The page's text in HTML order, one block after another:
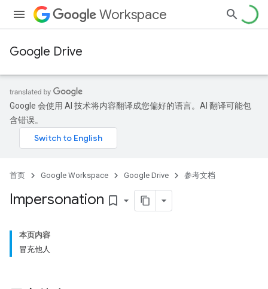
Workspace
Google Drive
Google 会使用 AI 技术将内容翻译成您偏好的语言。AI 翻译可能包
含错误。
首页 Google Workspace Google Drive 参考文档
Impersonation bookmark_border
本页内容
冒充他人